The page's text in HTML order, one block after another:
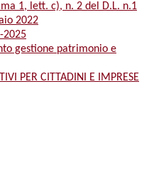
1, lett. c), n. 2 del D.L. n.1
2022
2025
gestione patrimonio e
PER CITTADINI E IMPRESE